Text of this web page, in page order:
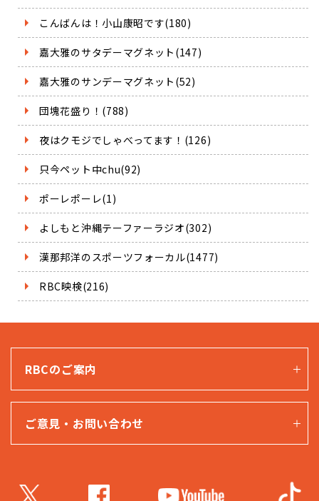
こんばんは！小山康昭です(180)
嘉大雅のサタデーマグネット(147)
嘉大雅のサンデーマグネット(52)
団塊花盛り！(788)
夜はクモジでしゃべってます！(126)
只今ペット中chu(92)
ポーレポーレ(1)
よしもと沖縄テーファーラジオ(302)
漢那邦洋のスポーツフォーカル(1477)
RBC映検(216)
RBCのご案内
ご意見・お問い合わせ